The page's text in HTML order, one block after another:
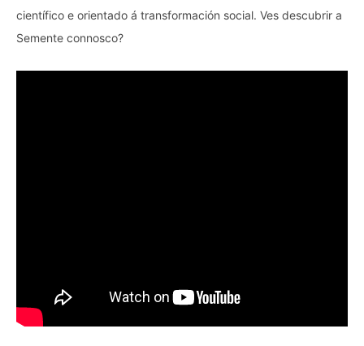
científico e orientado á transformación social. Ves descubrir a
Semente connosco?